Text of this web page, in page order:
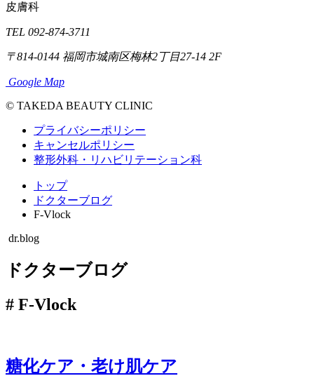
皮膚科
TEL 092-874-3711
〒814-0144 福岡市城南区梅林2丁目27-14 2F
Google Map
© TAKEDA BEAUTY CLINIC
プライバシーポリシー
キャンセルポリシー
整形外科・リハビリテーション科
トップ
ドクターブログ
F-Vlock
dr.blog
ドクターブログ
# F-Vlock
糖化ケア・老け肌ケア